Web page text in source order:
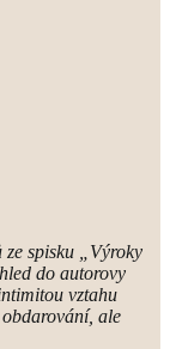
ze spisku „Výroky
do autorovy
vztahu
ale